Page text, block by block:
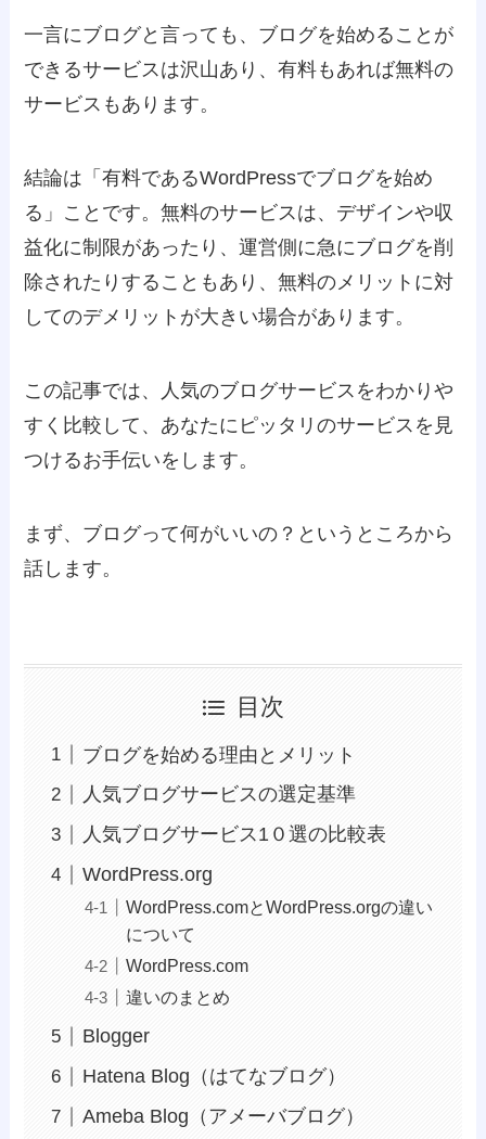
一言にブログと言っても、ブログを始めることが
できるサービスは沢山あり、有料もあれば無料の
サービスもあります。
結論は「有料であるWordPressでブログを始め
る」ことです。無料のサービスは、デザインや収
益化に制限があったり、運営側に急にブログを削
除されたりすることもあり、無料のメリットに対
してのデメリットが大きい場合があります。
この記事では、人気のブログサービスをわかりや
すく比較して、あなたにピッタリのサービスを見
つけるお手伝いをします。
まず、ブログって何がいいの？というところから
話します。
目次
ブログを始める理由とメリット
人気ブログサービスの選定基準
人気ブログサービス1０選の比較表
WordPress.org
WordPress.comとWordPress.orgの違い
について
WordPress.com
違いのまとめ
Blogger
Hatena Blog（はてなブログ）
Ameba Blog（アメーバブログ）